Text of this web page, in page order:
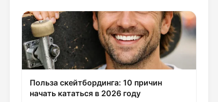
Польза скейтбординга: 10 причин
начать кататься в 2026 году